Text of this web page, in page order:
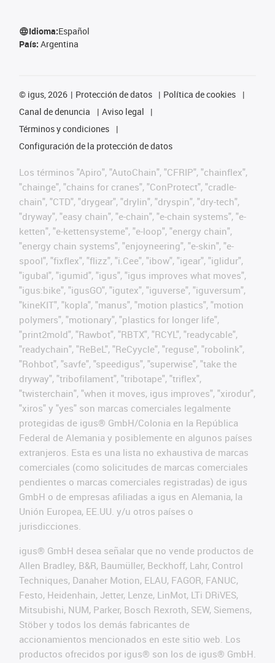
Idioma:Español
País: Argentina
© igus, 2026 Protección de datos
Política de cookies
Canal de denuncia
Aviso legal
Términos y condiciones
Configuración de la protección de datos
Los términos "Apiro", "AutoChain", "CFRIP", "chainflex",
"chainge", "chains for cranes", "ConProtect", "cradle-
chain", "CTD", "drygear", "drylin", "dryspin", "dry-tech",
"dryway", "easy chain", "e-chain", "e-chain systems", "e-
ketten", "e-kettensysteme", "e-loop", "energy chain",
"energy chain systems", "enjoyneering", "e-skin", "e-
spool", "fixflex", "flizz", "i.Cee", "ibow", "igear", "iglidur",
"igubal", "igumid", "igus", "igus improves what moves",
"igus:bike", "igusGO", "igutex", "iguverse", "iguversum",
"kineKIT", "kopla", "manus", "motion plastics", "motion
polymers", "motionary", "plastics for longer life",
"print2mold", "Rawbot", "RBTX", "RCYL", "readycable",
"readychain", "ReBeL", "ReCyycle", "reguse", "robolink",
"Rohbot", "savfe", "speedigus", "superwise", "take the
dryway", "tribofilament", "tribotape", "triflex",
"twisterchain", "when it moves, igus improves", "xirodur",
"xiros" y "yes" son marcas comerciales legalmente
protegidas de igus® GmbH/Colonia en la República
Federal de Alemania y posiblemente en algunos países
extranjeros. Esta es una lista no exhaustiva de marcas
comerciales (como solicitudes de marcas comerciales
pendientes o marcas comerciales registradas) de igus
GmbH o de empresas afiliadas a igus en Alemania, la
Unión Europea, EE.UU. y/u otros países o
jurisdicciones.
igus® GmbH desea señalar que no vende productos de
Allen Bradley, B&R, Baumüller, Beckhoff, Lahr, Control
Techniques, Danaher Motion, ELAU, FAGOR, FANUC,
Festo, Heidenhain, Jetter, Lenze, LinMot, LTi DRiVES,
Mitsubishi, NUM, Parker, Bosch Rexroth, SEW, Siemens,
Stöber y todos los demás fabricantes de
accionamientos mencionados en este sitio web. Los
productos ofrecidos por igus® son los de igus® GmbH.